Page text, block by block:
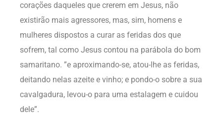
corações daqueles que crerem em Jesus, não
existirão mais agressores, mas, sim, homens e
mulheres dispostos a curar as feridas dos que
sofrem, tal como Jesus contou na parábola do bom
samaritano. ”e aproximando-se, atou-lhe as feridas,
deitando nelas azeite e vinho; e pondo-o sobre a sua
cavalgadura, levou-o para uma estalagem e cuidou
dele”.